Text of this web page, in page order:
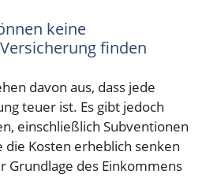
keine
finden
davon aus, dass jede
teuer ist. Es gibt jedoch
einschließlich Subventionen
Kosten erheblich senken
Grundlage des Einkommens